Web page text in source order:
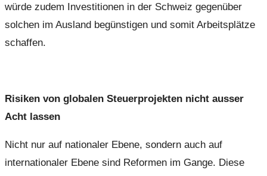
würde zudem Investitionen in der Schweiz gegenüber
solchen im Ausland begünstigen und somit Arbeitsplätze
schaffen.
Risiken von globalen Steuerprojekten nicht ausser
Acht lassen
Nicht nur auf nationaler Ebene, sondern auch auf
internationaler Ebene sind Reformen im Gange. Diese